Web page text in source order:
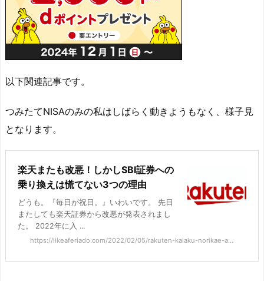
以下関連記事です。
つみたてNISAのみの私はしばらく動きようもなく、様子見
となります。
楽天またも改悪！しかしSBI証券への
乗り換えは慌てない3つの理由
どうも。『毎日が祝日。』いわいです。 先日
またしても楽天証券から改悪が発表されまし
た。 2022年に入 ...
https://likeaferiado.com/2022/02/05/rakuten-kaiaku-norikae-a...